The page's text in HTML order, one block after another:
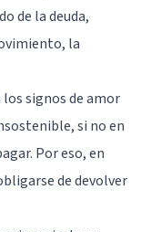
de la deuda,
la
signos de amor
si no en
Por eso, en
de devolver